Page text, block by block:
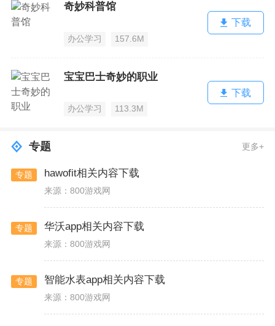
奇妙科普馆
办公学习 157.6M
下载
宝宝巴士奇妙的职业
办公学习 113.3M
下载
专题 更多+
专题 hawofit相关内容下载
来源：800游戏网
专题 华沃app相关内容下载
来源：800游戏网
专题 智能水表app相关内容下载
来源：800游戏网